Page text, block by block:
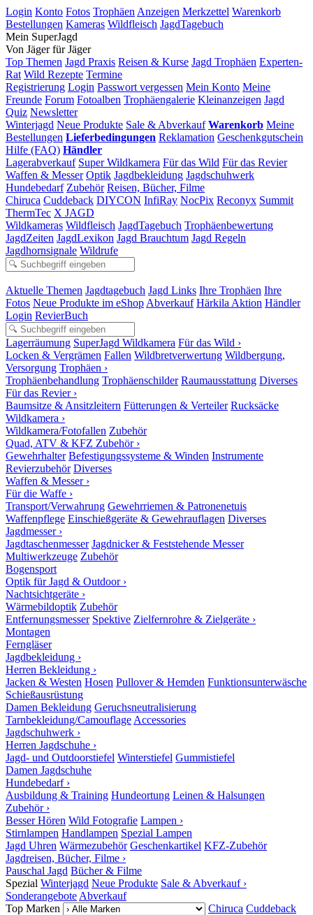
Login Konto Fotos Trophäen Anzeigen Merkzettel Warenkorb
Bestellungen Kameras Wildfleisch JagdTagebuch
Mein SuperJagd
Von Jäger für Jäger
Top Themen Jagd Praxis Reisen & Kurse Jagd Trophäen Experten-
Rat Wild Rezepte Termine
Registrierung Login Passwort vergessen Mein Konto Meine
Freunde Forum Fotoalben Trophäengalerie Kleinanzeigen Jagd
Quiz Newsletter
Winterjagd Neue Produkte Sale & Abverkauf Warenkorb Meine
Bestellungen Lieferbedingungen Reklamation Geschenkgutschein
Hilfe (FAQ) Händler
Lagerabverkauf Super Wildkamera Für das Wild Für das Revier
Waffen & Messer Optik Jagdbekleidung Jagdschuhwerk
Hundebedarf Zubehör Reisen, Bücher, Filme
Chiruca Cuddeback DIYCON InfiRay NocPix Reconyx Summit
ThermTec X JAGD
Wildkameras Wildfleisch JagdTagebuch Trophäenbewertung
JagdZeiten JagdLexikon Jagd Brauchtum Jagd Regeln
Jagdhornsignale Wildrufe
Aktuelle Themen Jagdtagebuch Jagd Links Ihre Trophäen Ihre
Fotos Neue Produkte im eShop Abverkauf Härkila Aktion Händler
Login RevierBuch
Lagerräumung SuperJagd Wildkamera Für das Wild ›
Locken & Vergrämen Fallen Wildbretverwertung Wildbergung,
Versorgung Trophäen ›
Trophäenbehandlung Trophäenschilder Raumausstattung Diverses
Für das Revier ›
Baumsitze & Ansitzleitern Fütterungen & Verteiler Rucksäcke
Wildkamera ›
Wildkamera/Fotofallen Zubehör
Quad, ATV & KFZ Zubehör ›
Gewehrhalter Befestigungssysteme & Winden Instrumente
Revierzubehör Diverses
Waffen & Messer ›
Für die Waffe ›
Transport/Verwahrung Gewehrriemen & Patronenetuis
Waffenpflege Einschießgeräte & Gewehrauflagen Diverses
Jagdmesser ›
Jagdtaschenmesser Jagdnicker & Feststehende Messer
Multiwerkzeuge Zubehör
Bogensport
Optik für Jagd & Outdoor ›
Nachtsichtgeräte ›
Wärmebildoptik Zubehör
Entfernungsmesser Spektive Zielfernrohre & Zielgeräte ›
Montagen
Ferngläser
Jagdbekleidung ›
Herren Bekleidung ›
Jacken & Westen Hosen Pullover & Hemden Funktionsunterwäsche
Schießausrüstung
Damen Bekleidung Geruchsneutralisierung
Tarnbekleidung/Camouflage Accessories
Jagdschuhwerk ›
Herren Jagdschuhe ›
Jagd- und Outdoorstiefel Winterstiefel Gummistiefel
Damen Jagdschuhe
Hundebedarf ›
Ausbildung & Training Hundeortung Leinen & Halsungen
Zubehör ›
Besser Hören Wild Fotografie Lampen ›
Stirnlampen Handlampen Spezial Lampen
Jagd Uhren Wärmezubehör Geschenkartikel KFZ-Zubehör
Jagdreisen, Bücher, Filme ›
Pauschal Jagd Bücher & Filme
Spezial Winterjagd Neue Produkte Sale & Abverkauf ›
Sonderangebote Abverkauf
Top Marken
Chiruca Cuddeback